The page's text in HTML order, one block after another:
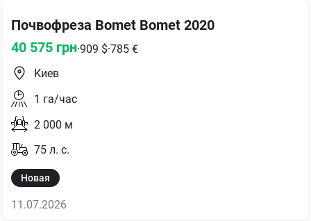
Почвофреза Bomet Bomet 2020
40 575 грн·909 $·785 €
Киев
1 га/час
2 000 м
75 л. с.
Новая
11.07.2026